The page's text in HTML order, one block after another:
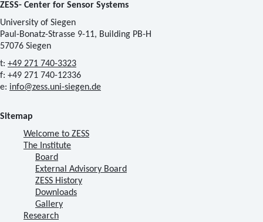
ZESS- Center for Sensor Systems
University of Siegen
Paul-Bonatz-Strasse 9-11, Building PB-H
57076 Siegen
t: +49 271 740-3323
f: +49 271 740-12336
e: info@zess.uni-siegen.de
Sitemap
Welcome to ZESS
The Institute
Board
External Advisory Board
ZESS History
Downloads
Gallery
Research